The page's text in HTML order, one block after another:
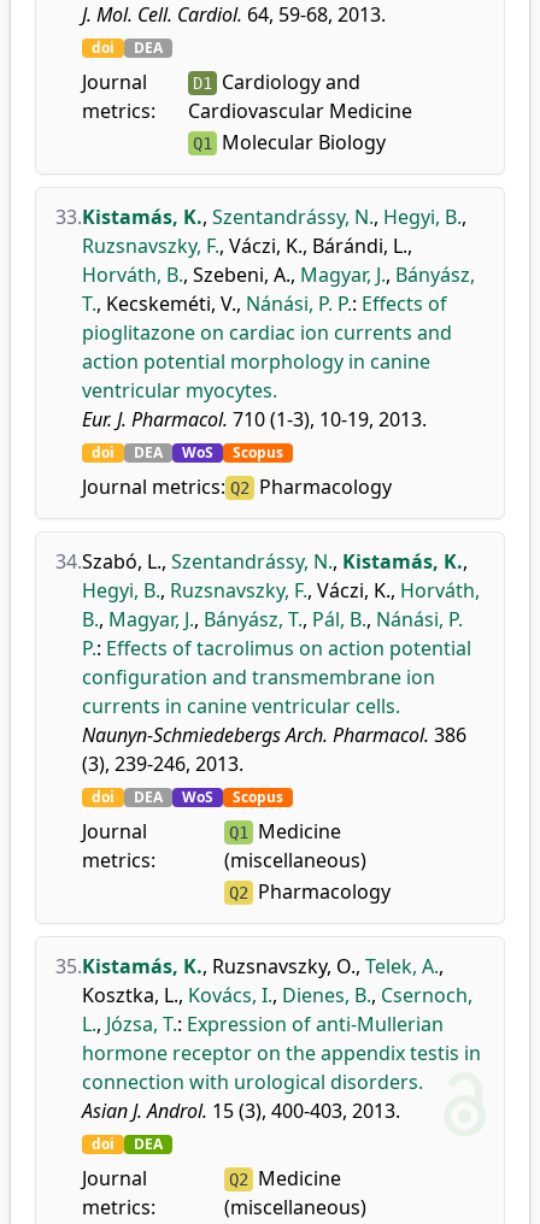
J. Mol. Cell. Cardiol. 64, 59-68, 2013.
doi DEA
Journal
metrics:
D1 Cardiology and
Cardiovascular Medicine
Q1 Molecular Biology
33.Kistamás, K., Szentandrássy, N., Hegyi, B.,
Ruzsnavszky, F., Váczi, K., Bárándi, L.,
Horváth, B., Szebeni, A., Magyar, J., Bányász,
T., Kecskeméti, V., Nánási, P. P.: Effects of
pioglitazone on cardiac ion currents and
action potential morphology in canine
ventricular myocytes.
Eur. J. Pharmacol. 710 (1-3), 10-19, 2013.
doi DEA WoS Scopus
Journal metrics: Q2 Pharmacology
34.Szabó, L., Szentandrássy, N., Kistamás, K.,
Hegyi, B., Ruzsnavszky, F., Váczi, K., Horváth,
B., Magyar, J., Bányász, T., Pál, B., Nánási, P.
P.: Effects of tacrolimus on action potential
configuration and transmembrane ion
currents in canine ventricular cells.
Naunyn-Schmiedebergs Arch. Pharmacol. 386
(3), 239-246, 2013.
doi DEA WoS Scopus
Journal
metrics:
Q1 Medicine
(miscellaneous)
Q2 Pharmacology
35.Kistamás, K., Ruzsnavszky, O., Telek, A.,
Kosztka, L., Kovács, I., Dienes, B., Csernoch,
L., Józsa, T.: Expression of anti-Mullerian
hormone receptor on the appendix testis in
connection with urological disorders.
Asian J. Androl. 15 (3), 400-403, 2013.
doi DEA
Journal
metrics:
Q2 Medicine
(miscellaneous)